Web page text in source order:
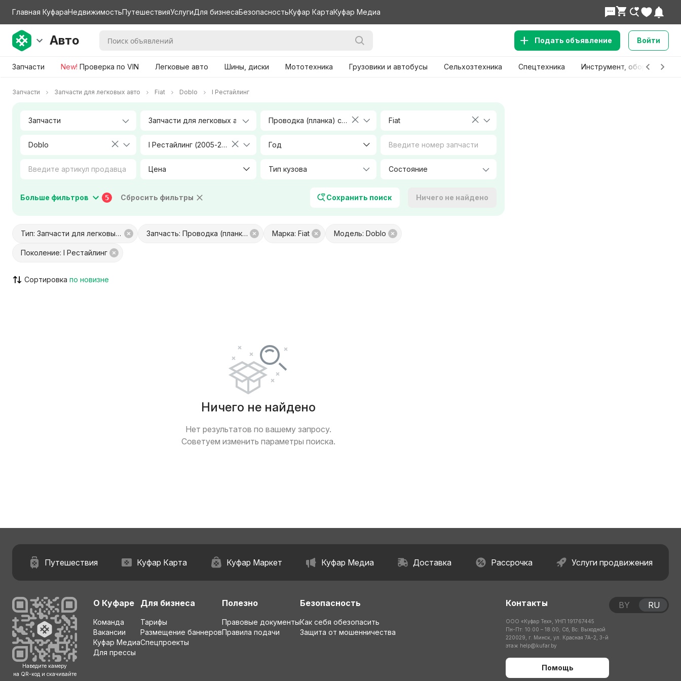
Главная КуфараНедвижимостьПутешествияУслугиДля бизнесаБезопасностьКуфар КартаКуфар Медиа
Авто Подать объявление Войти
Запчасти New! Проверка по VIN Легковые авто Шины, диски Мототехника Грузовики и автобусы Сельхозтехника Спецтехника Инструмент, оборудование
Запчасти Запчасти для легковых авто Fiat Doblo I Рестайлинг
Проводка (планка) свечей накала Fiat
Doblo I Рестайлинг (2005-2015) Год
Цена Тип кузова
Коробка передач Тип двигателя
Только с видео
Больше фильтров 5 Сбросить фильтры Сохранить поиск Ничего не найдено
Тип: Запчасти для легковых авто Запчасть: Проводка (планка) свечей накала Марка: Fiat Модель: Doblo
Поколение: I Рестайлинг
Сортировка
Ничего не найдено
Нет результатов по вашему запросу.
Советуем изменить параметры поиска.
Путешествия Куфар Карта Куфар Маркет Куфар Медиа Доставка Рассрочка Услуги продвижения
Наведите камеру
на QR-код и скачивайте
О Куфаре
Команда
Вакансии
Куфар Медиа
Для прессы
Для бизнеса
Тарифы
Размещение баннеров
Спецпроекты
Полезно
Правовые документы
Правила подачи
Безопасность
Как себя обезопасить
Защита от мошенничества
Контакты
ООО «Куфар Тех», УНП 191767445
Пн-Пт: 10:00 – 18:00; Сб, Вс: Выходной
220029, г. Минск, ул. Красная 7А-2, 3-й
этаж help@kufar.by
Помощь
BY RU